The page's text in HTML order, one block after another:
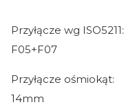
Przyłącze wg ISO5211:
F05+F07
Przyłącze ośmiokąt:
14mm